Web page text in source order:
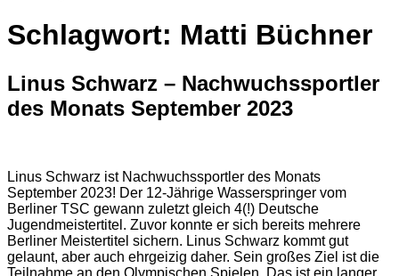
Schlagwort: Matti Büchner
Linus Schwarz – Nachwuchssportler
des Monats September 2023
Linus Schwarz ist Nachwuchssportler des Monats
September 2023! Der 12-Jährige Wasserspringer vom
Berliner TSC gewann zuletzt gleich 4(!) Deutsche
Jugendmeistertitel. Zuvor konnte er sich bereits mehrere
Berliner Meistertitel sichern. Linus Schwarz kommt gut
gelaunt, aber auch ehrgeizig daher. Sein großes Ziel ist die
Teilnahme an den Olympischen Spielen. Das ist ein langer